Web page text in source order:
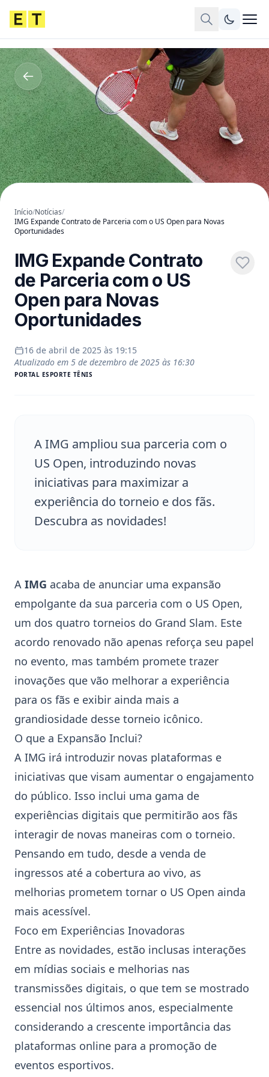
Início/Notícias/
IMG Expande Contrato de Parceria com o US Open para Novas
Oportunidades
IMG Expande Contrato
de Parceria com o US
Open para Novas
Oportunidades
16 de abril de 2025 às 19:15
Atualizado em 5 de dezembro de 2025 às 16:30
PORTAL ESPORTE TÊNIS
A IMG ampliou sua parceria com o
US Open, introduzindo novas
iniciativas para maximizar a
experiência do torneio e dos fãs.
Descubra as novidades!
A IMG acaba de anunciar uma expansão
empolgante da sua parceria com o US Open,
um dos quatro torneios do Grand Slam. Este
acordo renovado não apenas reforça seu papel
no evento, mas também promete trazer
inovações que vão melhorar a experiência
para os fãs e exibir ainda mais a
grandiosidade desse torneio icônico.
O que a Expansão Inclui?
A IMG irá introduzir novas plataformas e
iniciativas que visam aumentar o engajamento
do público. Isso inclui uma gama de
experiências digitais que permitirão aos fãs
interagir de novas maneiras com o torneio.
Pensando em tudo, desde a venda de
ingressos até a cobertura ao vivo, as
melhorias prometem tornar o US Open ainda
mais acessível.
Foco em Experiências Inovadoras
Entre as novidades, estão inclusas interações
em mídias sociais e melhorias nas
transmissões digitais, o que tem se mostrado
essencial nos últimos anos, especialmente
considerando a crescente importância das
plataformas online para a promoção de
eventos esportivos.